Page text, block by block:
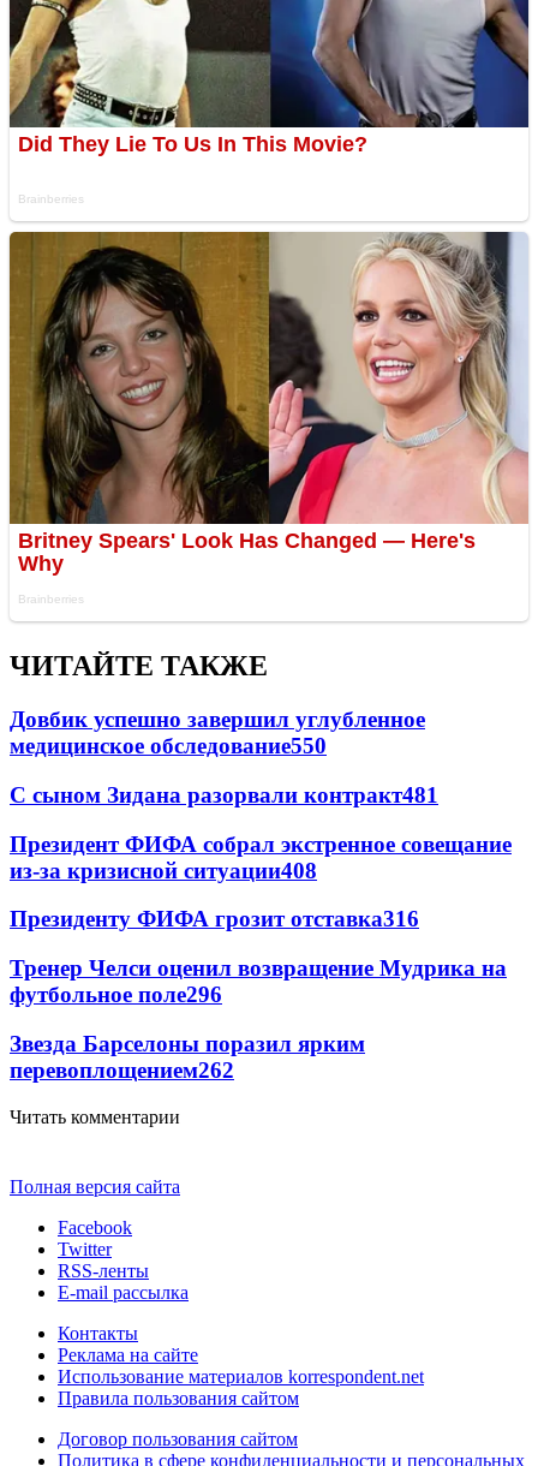
ЧИТАЙТЕ ТАКЖЕ
Довбик успешно завершил углубленное
медицинское обследование550
С сыном Зидана разорвали контракт481
Президент ФИФА собрал экстренное совещание
из-за кризисной ситуации408
Президенту ФИФА грозит отставка316
Тренер Челси оценил возвращение Мудрика на
футбольное поле296
Звезда Барселоны поразил ярким
перевоплощением262
Читать комментарии
Полная версия сайта
Facebook
Twitter
RSS-ленты
E-mail рассылка
Контакты
Реклама на сайте
Использование материалов korrespondent.net
Правила пользования сайтом
Договор пользования сайтом
Политика в сфере конфиденциальности и персональных